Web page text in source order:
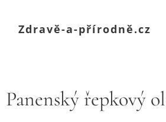
Zdravě-a-přírodně.cz
Panenský řepkový